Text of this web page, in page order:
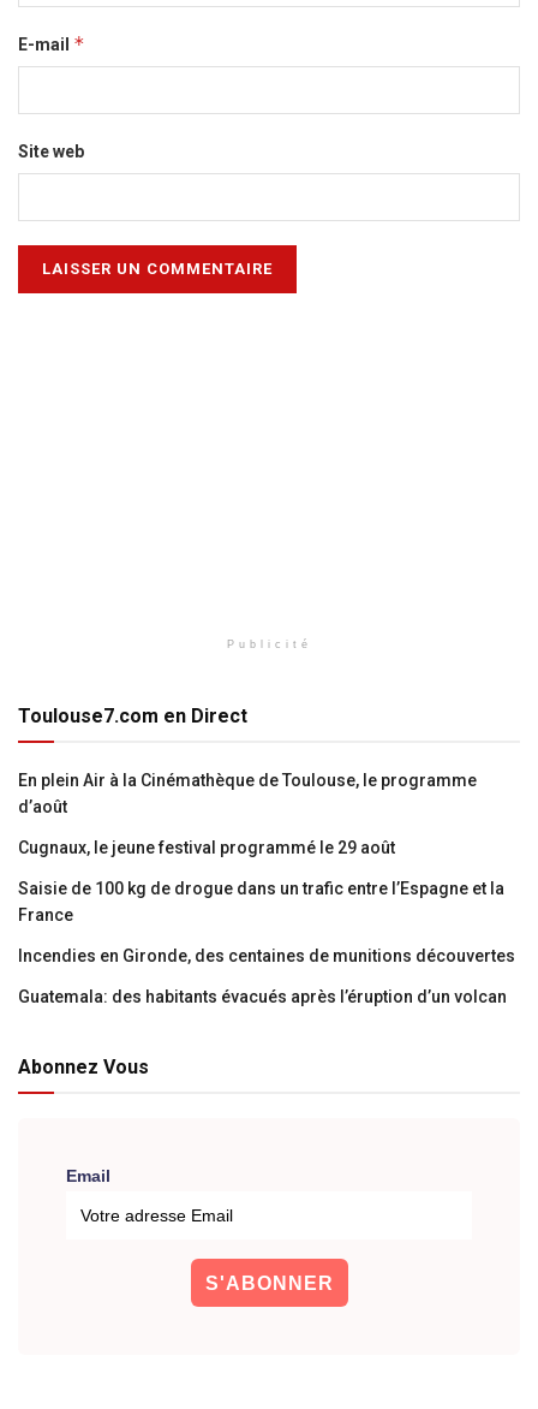
E-mail *
Site web
Publicité
Toulouse7.com en Direct
En plein Air à la Cinémathèque de Toulouse, le programme
d’août
Cugnaux, le jeune festival programmé le 29 août
Saisie de 100 kg de drogue dans un trafic entre l’Espagne et la
France
Incendies en Gironde, des centaines de munitions découvertes
Guatemala: des habitants évacués après l’éruption d’un volcan
Abonnez Vous
Email